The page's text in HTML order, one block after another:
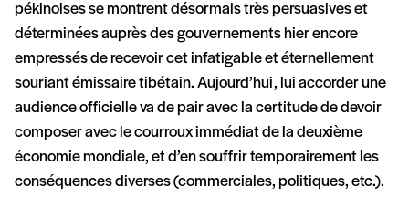
pékinoises se montrent désormais très persuasives et
déterminées auprès des gouvernements hier encore
empressés de recevoir cet infatigable et éternellement
souriant émissaire tibétain. Aujourd’hui, lui accorder une
audience officielle va de pair avec la certitude de devoir
composer avec le courroux immédiat de la deuxième
économie mondiale, et d’en souffrir temporairement les
conséquences diverses (commerciales, politiques, etc.).